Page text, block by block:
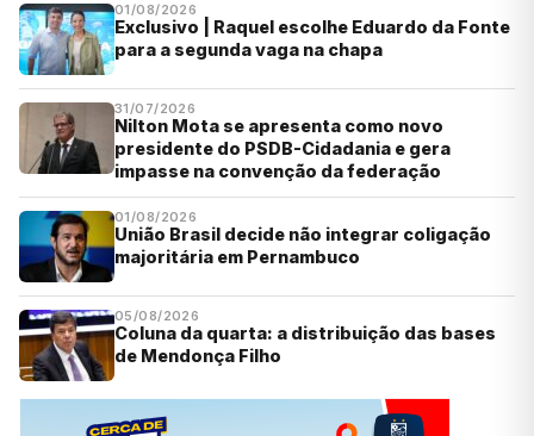
01/08/2026
Exclusivo | Raquel escolhe Eduardo da Fonte
para a segunda vaga na chapa
31/07/2026
Nilton Mota se apresenta como novo
presidente do PSDB-Cidadania e gera
impasse na convenção da federação
01/08/2026
União Brasil decide não integrar coligação
majoritária em Pernambuco
05/08/2026
Coluna da quarta: a distribuição das bases
de Mendonça Filho